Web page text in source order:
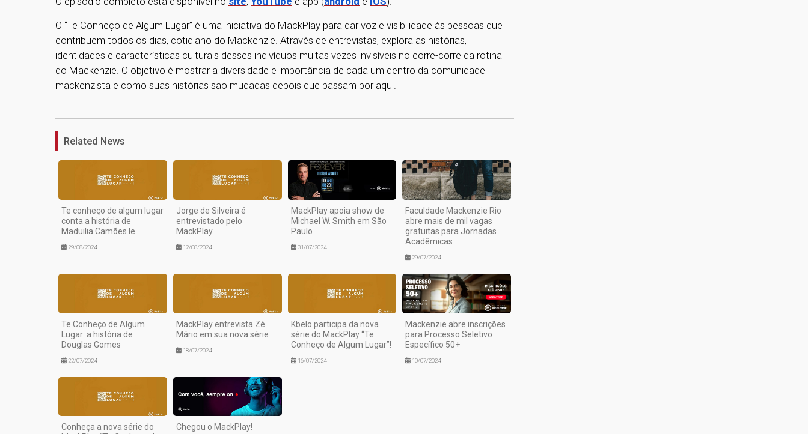
O “Te Conheço de Algum Lugar” é uma iniciativa do MackPlay para dar voz e visibilidade às pessoas que
contribuem todos os dias, cotidiano do Mackenzie. Através de entrevistas, explora as histórias,
identidades e características culturais desses indivíduos muitas vezes invisíveis no corre-corre da rotina
do Mackenzie. O objetivo é mostrar a diversidade e importância de cada um dentro da comunidade
mackenzista e como suas histórias são mudadas depois que passam por aqui.
1
Related News
Te conheço de algum lugar
conta a história de
Maduilia Camões Ie
29/08/2024
Jorge de Silveira é
entrevistado pelo
MackPlay
12/08/2024
MackPlay apoia show de
Michael W. Smith em São
Paulo
31/07/2024
Faculdade Mackenzie Rio
abre mais de mil vagas
gratuitas para Jornadas
Acadêmicas
29/07/2024
Te Conheço de Algum
Lugar: a história de
Douglas Gomes
22/07/2024
MackPlay entrevista Zé
Mário em sua nova série
18/07/2024
Kbelo participa da nova
série do MackPlay “Te
Conheço de Algum Lugar”!
16/07/2024
Mackenzie abre inscrições
para Processo Seletivo
Específico 50+
10/07/2024
Conheça a nova série do
Chegou o MackPlay!